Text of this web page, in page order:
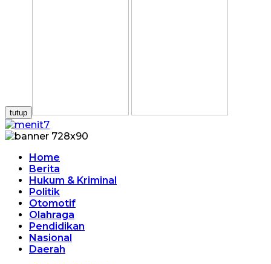
tutup
Home
Berita
Hukum & Kriminal
Politik
Otomotif
Olahraga
Pendidikan
Nasional
Daerah